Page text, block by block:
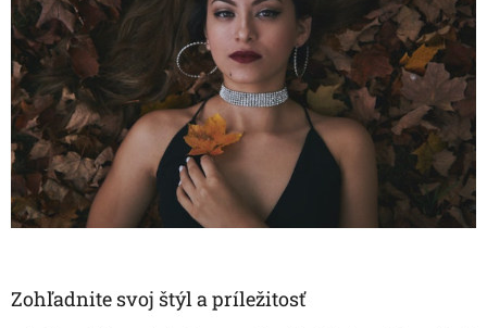
Zohľadnite svoj štýl a príležitosť